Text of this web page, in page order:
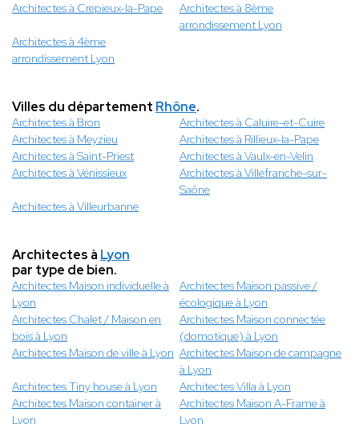
Architectes à Crepieux-la-Pape
Architectes à 8ème
arrondissement Lyon
Architectes à 4ème
arrondissement Lyon
Villes du département Rhône.
Architectes à Bron
Architectes à Caluire-et-Cuire
Architectes à Meyzieu
Architectes à Rillieux-la-Pape
Architectes à Saint-Priest
Architectes à Vaulx-en-Velin
Architectes à Vénissieux
Architectes à Villefranche-sur-
Saône
Architectes à Villeurbanne
Architectes à Lyon
par type de bien.
Architectes Maison individuelle à
Lyon
Architectes Maison passive /
écologique à Lyon
Architectes Chalet / Maison en
bois à Lyon
Architectes Maison connectée
(domotique) à Lyon
Architectes Maison de ville à Lyon Architectes Maison de campagne
à Lyon
Architectes Tiny house à Lyon
Architectes Villa à Lyon
Architectes Maison container à
Lyon
Architectes Maison A-Frame à
Lyon